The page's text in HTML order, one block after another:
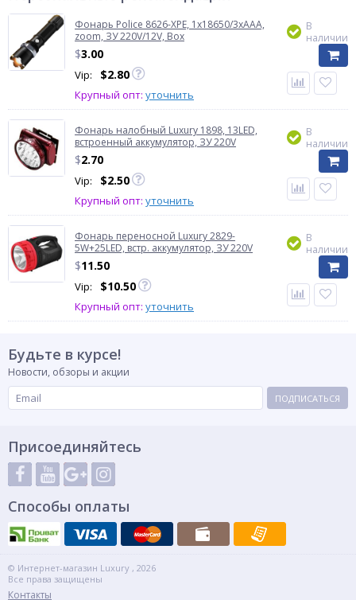
Фонарь Police 8626-XPE, 1х18650/3xAAA,
zoom, ЗУ 220V/12V, Box
$3.00
Vip: $2.80
Крупный опт: уточнить
В
наличии
Фонарь налобный Luxury 1898, 13LED,
встроенный аккумулятор, ЗУ 220V
$2.70
Vip: $2.50
Крупный опт: уточнить
В
наличии
Фонарь переносной Luxury 2829-
5W+25LED, встр. аккумулятор, ЗУ 220V
$11.50
Vip: $10.50
Крупный опт: уточнить
В
наличии
Будьте в курсе!
Новости, обзоры и акции
ПОДПИСАТЬСЯ
Присоединяйтесь
Способы оплаты
© Интернет-магазин Luxury , 2026
Все права защищены
Контакты